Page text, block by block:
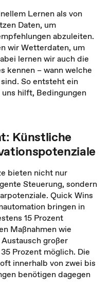
Lernen als von
Daten, um
abzuleiten.
wir Wetterdaten, um
lernen wir auch die
kennen – wann welche
So entsteht ein
hilft, Bedingungen
Künstliche
bieten nicht nur
Steuerung, sondern
Quick Wins
bringen in
15 Prozent
Maßnahmen wie
großer
Prozent möglich. Die
innerhalb von zwei bis
benötigen dagegen